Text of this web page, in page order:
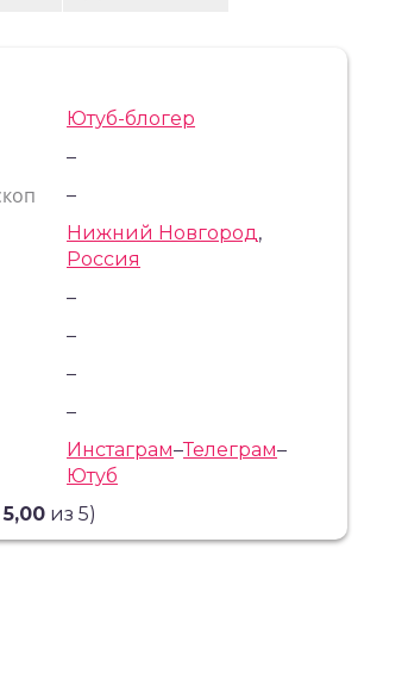
Ютуб-блогер
–
–
Нижний Новгород,
Россия
–
–
–
–
Инстаграм–Телеграм–
Ютуб
5,00 из 5)